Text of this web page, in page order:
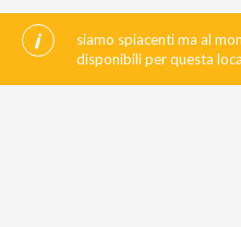
siamo spiacenti ma al
disponibili per questa